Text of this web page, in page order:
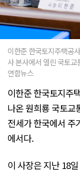
이한준 한국토지주택공
사 본사에서 열린 국토
연합뉴스
이한준 한국토지주
나온 원희룡 국토교
전세가 한국에서 주
에서다.
이 사장은 지난 18